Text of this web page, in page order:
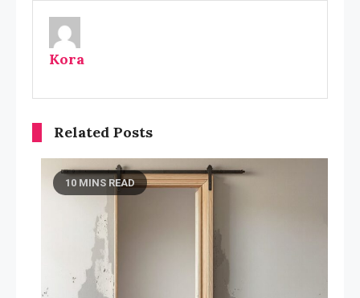
Kora
Related Posts
10 MINS READ